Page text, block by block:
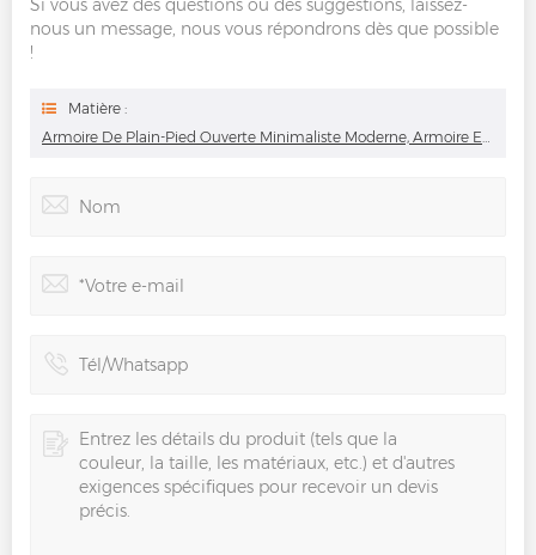
Si vous avez des questions ou des suggestions, laissez-
nous un message, nous vous répondrons dès que possible
!
Matière :